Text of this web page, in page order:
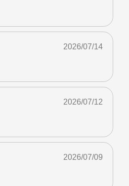
2026/07/14
2026/07/12
2026/07/09